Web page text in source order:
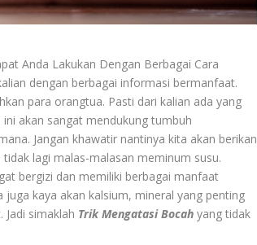
Anda Lakukan Dengan Berbagai Cara
dengan berbagai informasi bermanfaat.
para orangtua. Pasti dari kalian ada yang
akan sangat mendukung tumbuh
Jangan khawatir nantinya kita akan berikan
lagi malas-malasan meminum susu.
bergizi dan memiliki berbagai manfaat
kaya akan kalsium, mineral yang penting
simaklah Trik Mengatasi Bocah yang tidak